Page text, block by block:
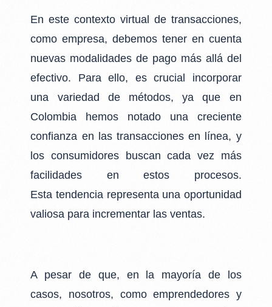
En este contexto virtual de transacciones,
como empresa, debemos tener en cuenta
nuevas modalidades de pago más allá del
efectivo. Para ello, es crucial incorporar
una variedad de métodos, ya que en
Colombia hemos notado una creciente
confianza en las transaccionesen línea, y
los consumidores buscan cada vez más
facilidades en estos procesos.
Esta tendencia representa una oportunidad
valiosa para incrementar las ventas.
A pesar de que, en la mayoría de los
casos, nosotros, como emprendedores y